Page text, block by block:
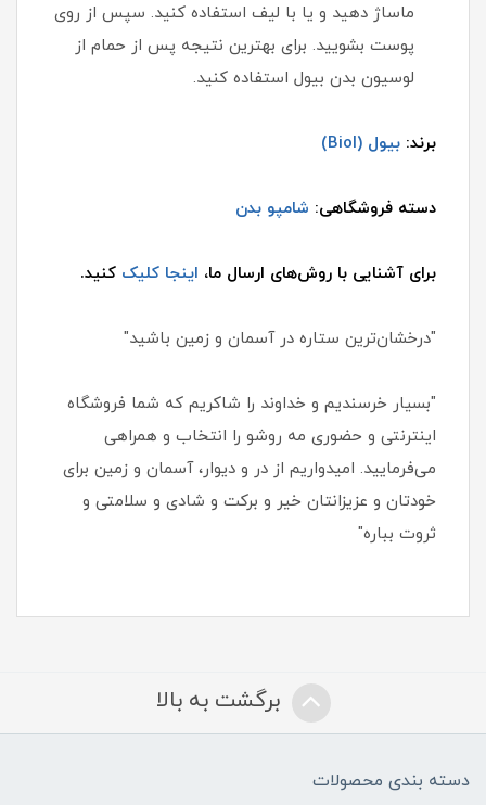
ماساژ دهید و یا با لیف استفاده کنید. سپس از روی
پوست بشویید. برای بهترین نتیجه پس از حمام از
لوسیون بدن بیول استفاده کنید.
برند: بیول (Biol)
دسته فروشگاهی: شامپو بدن
برای آشنایی با روش‌های ارسال ما، اینجا کلیک کنید.
"درخشان‌ترین ستاره در آسمان و زمین باشید"
"بسیار خرسندیم و خداوند را شاکریم که شما فروشگاه
اینترنتی و حضوری مه روشو را انتخاب و همراهی
می‌فرمایید. امیدواریم از در و دیوار، آسمان و زمین برای
خودتان و عزیزانتان خیر و برکت و شادی و سلامتی و
ثروت بباره"
برگشت به بالا
دسته بندی محصولات